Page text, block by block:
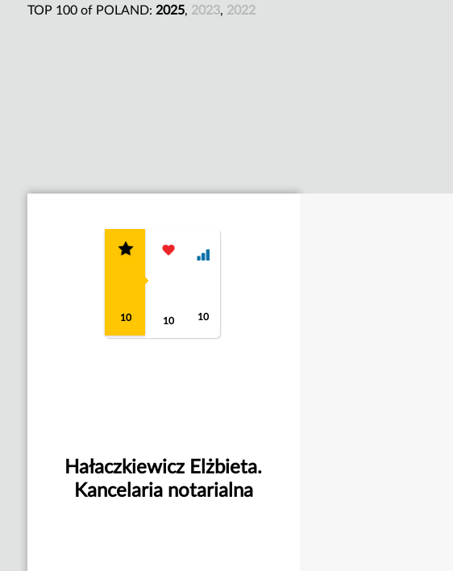
TOP 100 of POLAND: 2025, 2023, 2022
10 10 10
Hałaczkiewicz Elżbieta.
Kancelaria notarialna